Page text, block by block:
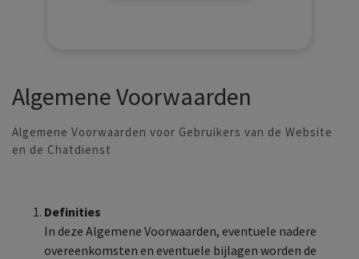
Algemene Voorwaarden
Algemene Voorwaarden voor Gebruikers van de Website
en de Chatdienst
Definities
In deze Algemene Voorwaarden, eventuele nadere
overeenkomsten en eventuele bijlagen worden de